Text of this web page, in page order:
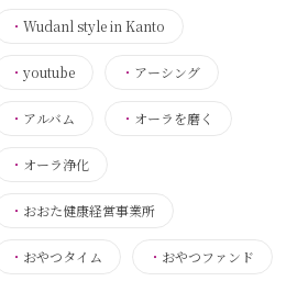
・ Wudanl style in Kanto
・ youtube ・ アーシング
・ アルバム ・ オーラを磨く
・ オーラ浄化
・ おおた健康経営事業所
・ おやつタイム ・ おやつファンド